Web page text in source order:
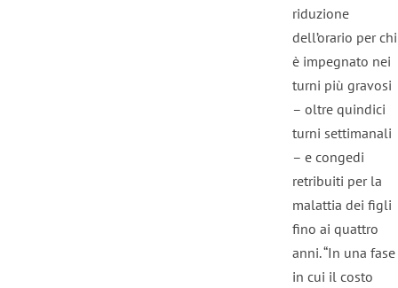
riduzione
dell’orario per chi
è impegnato nei
turni più gravosi
– oltre quindici
turni settimanali
– e congedi
retribuiti per la
malattia dei figli
fino ai quattro
anni. “In una fase
in cui il costo